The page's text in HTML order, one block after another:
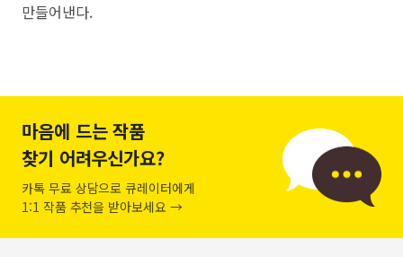
만들어낸다.
마음에 드는 작품
찾기 어려우신가요?
카톡 무료 상담으로 큐레이터에게
1:1 작품 추천을 받아보세요 →